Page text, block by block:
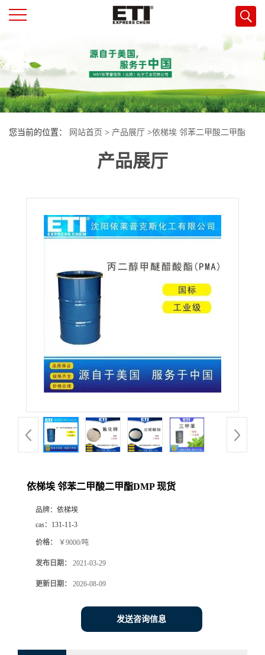
司
首
页
司
态
您当前的位置： 网站首页 > 产品展厅 >依梯埃 邻苯二甲酸二甲酯
产品展厅
依梯埃 邻苯二甲酸二甲酯DMP 现货
品牌： 依梯埃
cas： 131-11-3
价格： ￥9000/吨
发布日期： 2021-03-29
更新日期： 2026-08-09
发送咨询信息